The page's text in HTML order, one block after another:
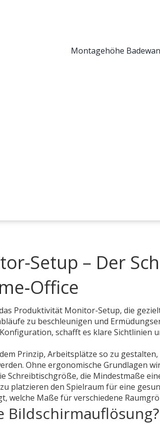
Montagehöhe
Setup – Der
Produktivität Monitor-Setup, die
zu beschleunigen und
, schafft es klare Sichtlinien
dem Prinzip, Arbeitsplätze so zu
. Ohne ergonomische Grundlagen
Schreibtischgröße, die Mindestmaße
platzieren den Spielraum für eine
welche Maße für verschiedene
Bildschirmauflösung?